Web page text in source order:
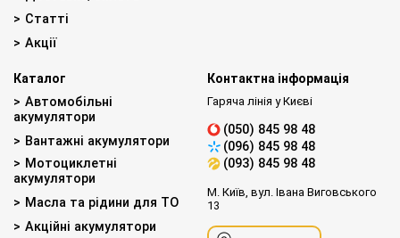
Статті
Акції
Каталог
Автомобільні
акумулятори
Вантажні акумулятори
Мотоциклетні
акумулятори
Масла та рідини для ТО
Акційні акумулятори
Контактна інформація
Гаряча лінія у Києві
(050) 845 98 48
(096) 845 98 48
(093) 845 98 48
М. Київ, вул. Івана Виговського
13